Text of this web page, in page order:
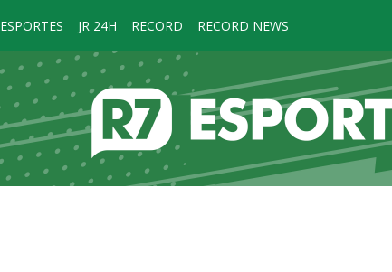
ESPORTES JR 24H RECORD RECORD NEWS